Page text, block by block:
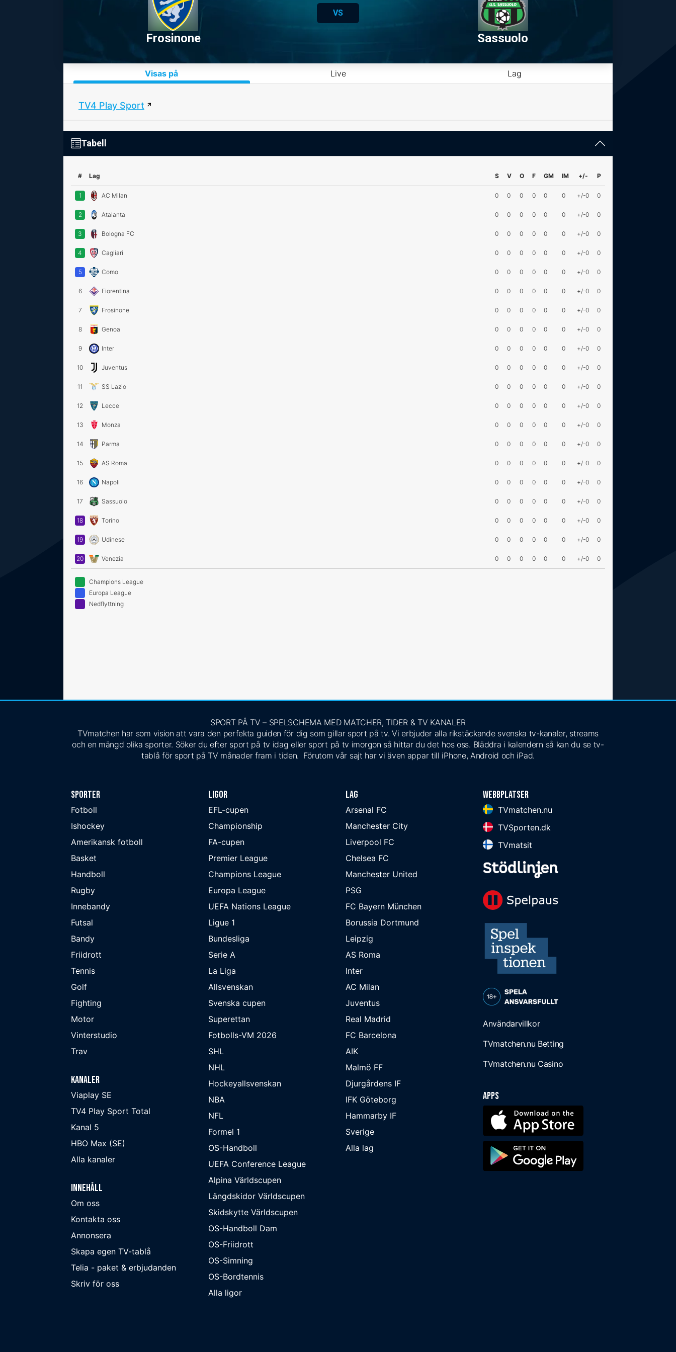
Frosinone
VS
Sassuolo
Visas på Live Lag
TV4 Play Sport
Tabell
# Lag S V O F GM IM +/- P
1 AC Milan 0 0 0 0 0 0 +/-0 0
2 Atalanta 0 0 0 0 0 0 +/-0 0
3 Bologna FC 0 0 0 0 0 0 +/-0 0
4 Cagliari 0 0 0 0 0 0 +/-0 0
5 Como 0 0 0 0 0 0 +/-0 0
6 Fiorentina 0 0 0 0 0 0 +/-0 0
7 Frosinone 0 0 0 0 0 0 +/-0 0
8 Genoa 0 0 0 0 0 0 +/-0 0
9 Inter 0 0 0 0 0 0 +/-0 0
10 Juventus 0 0 0 0 0 0 +/-0 0
11 SS Lazio 0 0 0 0 0 0 +/-0 0
12 Lecce 0 0 0 0 0 0 +/-0 0
13 Monza 0 0 0 0 0 0 +/-0 0
14 Parma 0 0 0 0 0 0 +/-0 0
15 AS Roma 0 0 0 0 0 0 +/-0 0
16 Napoli 0 0 0 0 0 0 +/-0 0
17 Sassuolo 0 0 0 0 0 0 +/-0 0
18 Torino 0 0 0 0 0 0 +/-0 0
19 Udinese 0 0 0 0 0 0 +/-0 0
20 Venezia 0 0 0 0 0 0 +/-0 0
Champions League
Europa League
Nedflyttning
SPORT PÅ TV – SPELSCHEMA MED MATCHER, TIDER & TV KANALER
TVmatchen har som vision att vara den perfekta guiden för dig som gillar sport på tv. Vi erbjuder alla rikstäckande svenska tv-kanaler, streams
och en mängd olika sporter. Söker du efter sport på tv idag eller sport på tv imorgon så hittar du det hos oss. Bläddra i kalendern så kan du se tv-
tablå för sport på TV månader fram i tiden. Förutom vår sajt har vi även appar till iPhone, Android och iPad.
Sporter
Fotboll
Ishockey
Amerikansk fotboll
Basket
Handboll
Rugby
Innebandy
Futsal
Bandy
Friidrott
Tennis
Golf
Fighting
Motor
Vinterstudio
Trav
Kanaler
Viaplay SE
TV4 Play Sport Total
Kanal 5
HBO Max (SE)
Alla kanaler
Innehåll
Om oss
Kontakta oss
Annonsera
Skapa egen TV-tablå
Telia - paket & erbjudanden
Skriv för oss
Ligor
EFL-cupen
Championship
FA-cupen
Premier League
Champions League
Europa League
UEFA Nations League
Ligue 1
Bundesliga
Serie A
La Liga
Allsvenskan
Svenska cupen
Superettan
Fotbolls-VM 2026
SHL
NHL
Hockeyallsvenskan
NBA
NFL
Formel 1
OS-Handboll
UEFA Conference League
Alpina Världscupen
Längdskidor Världscupen
Skidskytte Världscupen
OS-Handboll Dam
OS-Friidrott
OS-Simning
OS-Bordtennis
Alla ligor
Lag
Arsenal FC
Manchester City
Liverpool FC
Chelsea FC
Manchester United
PSG
FC Bayern München
Borussia Dortmund
Leipzig
AS Roma
Inter
AC Milan
Juventus
Real Madrid
FC Barcelona
AIK
Malmö FF
Djurgårdens IF
IFK Göteborg
Hammarby IF
Sverige
Alla lag
Webbplatser
TVmatchen.nu
TVSporten.dk
TVmatsit
Användarvillkor
TVmatchen.nu Betting
TVmatchen.nu Casino
Apps